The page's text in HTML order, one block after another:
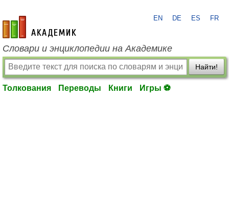
academic.ru
EN DE ES FR
Словари и энциклопедии на Академике
Найти!
Толкования Переводы Книги Игры ⚽